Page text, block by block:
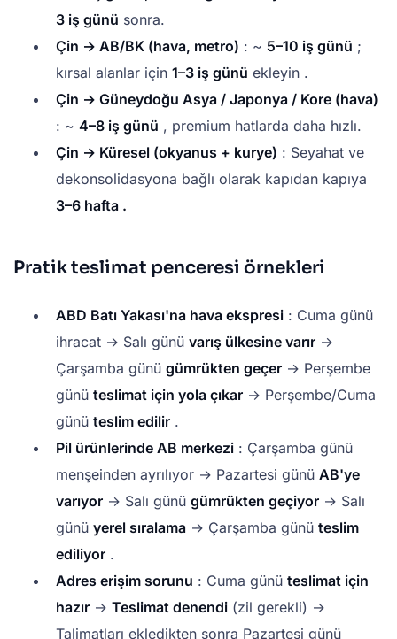
3 iş günü sonra.
Çin → AB/BK (hava, metro) : ~ 5–10 iş günü ;
kırsal alanlar için 1–3 iş günü ekleyin .
Çin → Güneydoğu Asya / Japonya / Kore (hava)
: ~ 4–8 iş günü , premium hatlarda daha hızlı.
Çin → Küresel (okyanus + kurye) : Seyahat ve
dekonsolidasyona bağlı olarak kapıdan kapıya
3–6 hafta .
Pratik teslimat penceresi örnekleri
ABD Batı Yakası'na hava ekspresi : Cuma günü
ihracat → Salı günü varış ülkesine varır →
Çarşamba günü gümrükten geçer → Perşembe
günü teslimat için yola çıkar → Perşembe/Cuma
günü teslim edilir .
Pil ürünlerinde AB merkezi : Çarşamba günü
menşeinden ayrılıyor → Pazartesi günü AB'ye
varıyor → Salı günü gümrükten geçiyor → Salı
günü yerel sıralama → Çarşamba günü teslim
ediliyor .
Adres erişim sorunu : Cuma günü teslimat için
hazır → Teslimat denendi (zil gerekli) →
Talimatları ekledikten sonra Pazartesi günü